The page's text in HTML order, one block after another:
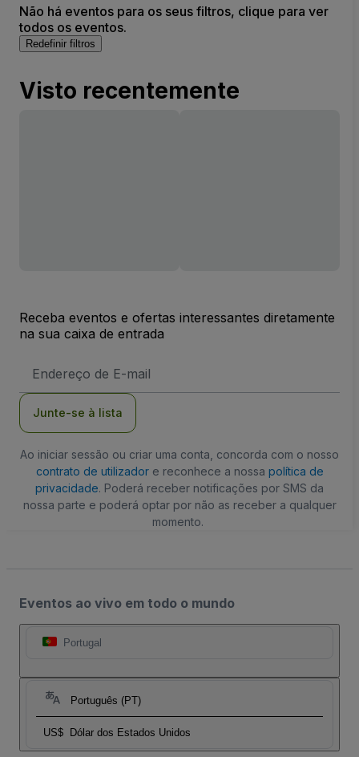
Não há eventos para os seus filtros, clique para ver
todos os eventos.
Redefinir filtros
Visto recentemente
Receba eventos e ofertas interessantes diretamente
na sua caixa de entrada
de
Junte-se à lista
Ao iniciar sessão ou criar uma conta, concorda com o nosso
contrato de utilizadore reconhece a nossa política de
privacidade. Poderá receber notificações por SMS da
nossa parte e poderá optar por não as receber a qualquer
momento.
Eventos ao vivo em todo o mundo
Portugal
Português (PT)
US$ Dólar dos Estados Unidos